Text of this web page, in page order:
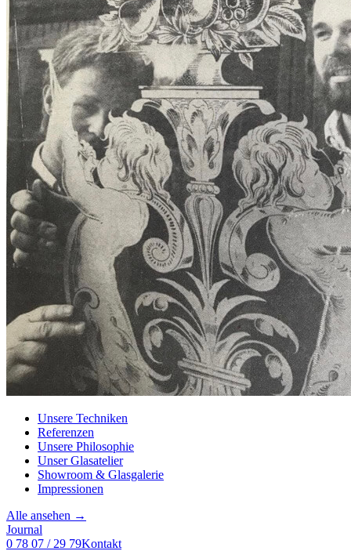
Unsere Techniken
Referenzen
Unsere Philosophie
Unser Glasatelier
Showroom & Glasgalerie
Impressionen
Alle ansehen →
Journal
0 78 07 / 29 79Kontakt